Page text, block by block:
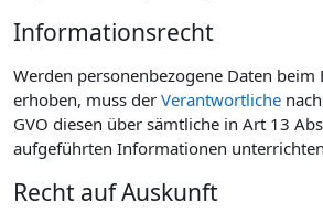
Informationsrecht
Werden personenbezogene Daten beim
erhoben, muss der Verantwortliche
GVO diesen über sämtliche in Art 13
aufgeführten Informationen
Recht auf Auskunft